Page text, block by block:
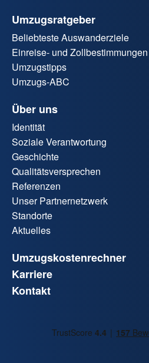
Umzugsratgeber
Beliebteste Auswanderziele
Einreise- und Zollbestimmungen
Umzugstipps
Umzugs-ABC
Über uns
Identität
Soziale Verantwortung
Geschichte
Qualitätsversprechen
Referenzen
Unser Partnernetzwerk
Standorte
Aktuelles
Umzugskostenrechner
Karriere
Kontakt